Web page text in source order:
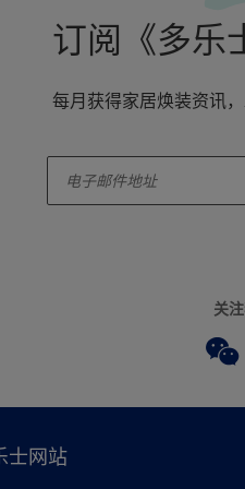
订阅《多乐
每月获得家居焕装资讯
关
士网站